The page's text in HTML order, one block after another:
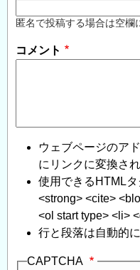
匿名で投稿する場合は空欄
コメント
ウェブページのア
にリンクに変換され
使用できるHTML
<strong> <cite>
<ol start type> <li>
行と段落は自動的
CAPTCHA